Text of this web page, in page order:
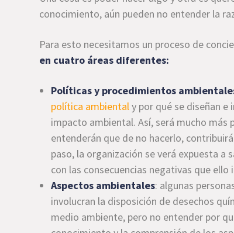
conocimiento, aún pueden no entender la
Para esto necesitamos un proceso de
en cuatro áreas diferentes:
Políticas y procedimientos
política ambiental y por qué se diseñan
impacto ambiental. Así, será mucho
entenderán que de no hacerlo,
paso, la organización se verá expuesta a
con las consecuencias negativas que
Aspectos ambientales: algunas
involucran la disposición de desechos
medio ambiente, pero no entender por